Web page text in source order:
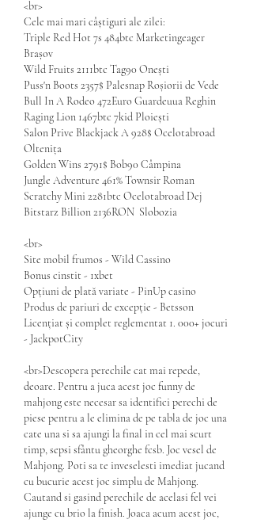
<br>
Cele mai mari câștiguri ale zilei:
Triple Red Hot 7s 484btc Marketingeager
Brașov
Wild Fruits 2111btc Tag90 Onești
Puss'n Boots 2357$ Palesnap Roșiorii de Vede
Bull In A Rodeo 472Euro Guardeuua Reghin
Raging Lion 1467btc 7kid Ploiești
Salon Prive Blackjack A 928$ Ocelotabroad
Oltenița
Golden Wins 2791$ Bob90 Câmpina
Jungle Adventure 461% Townsir Roman
Scratchy Mini 2281btc Ocelotabroad Dej
Bitstarz Billion 2136RON  Slobozia
<br>
Site mobil frumos - Wild Cassino
Bonus cinstit - 1xbet
Opțiuni de plată variate - PinUp casino
Produs de pariuri de excepție - Betsson
Licențiat și complet reglementat 1. 000+ jocuri
- JackpotCity
<br>Descopera perechile cat mai repede,
deoare. Pentru a juca acest joc funny de
mahjong este necesar sa identifici perechi de
piese pentru a le elimina de pe tabla de joc una
cate una si sa ajungi la final in cel mai scurt
timp, sepsi sfântu gheorghe fcsb. Joc vesel de
Mahjong. Poti sa te inveselesti imediat jucand
cu bucurie acest joc simplu de Mahjong.
Cautand si gasind perechile de acelasi fel vei
ajunge cu brio la finish. Joaca acum acest joc,